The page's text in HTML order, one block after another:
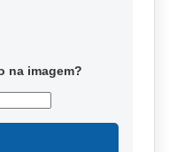
na imagem?